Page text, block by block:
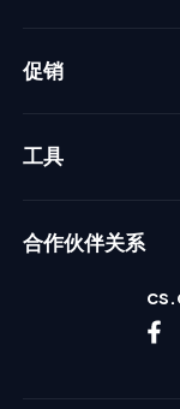
促销
工具
合作伙伴关系